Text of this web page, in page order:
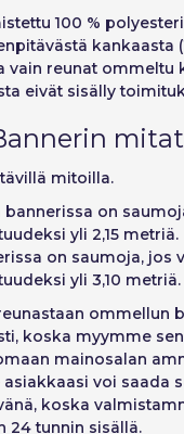
100 %
kankaasta
vain reunat ommeltu
eivät sisälly
mitat
mitoilla.
bannerissa on
yli 2,15 metriä.
on saumoja, jos
yli 3,10 metriä.
ommellun
koska myymme sen
mainosalan
voi saada
koska
24 tunnin sisällä.